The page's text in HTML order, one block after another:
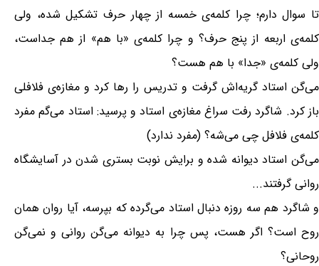
تا سوال دارم؛ چرا کلمه‌ی خمسه از چهار حرف تشکیل شده، ولی
کلمه‌ی اربعه از پنج حرف؟ و چرا کلمه‌ی «با هم» از هم جداست،
ولی کلمه‌ی «جدا» با هم هست؟
می‌گن استاد گریه‌اش گرفت و تدریس را رها کرد و مغازه‌ی فلافلی
باز کرد. شاگرد رفت سراغ مغازه‌ی استاد و پرسید: استاد می‌گم مفرد
کلمه‌ی فلافل چی می‌شه؟ (مفرد ندارد)
می‌گن استاد دیوانه شده و برایش نوبت بستری شدن در آسایشگاه
روانی گرفتند...
و شاگرد هم سه روزه دنبال استاد می‌گرده که بپرسه، آیا روان همان
روح است؟ اگر هست، پس چرا به دیوانه می‌گن روانی و نمی‌گن
روحانی؟